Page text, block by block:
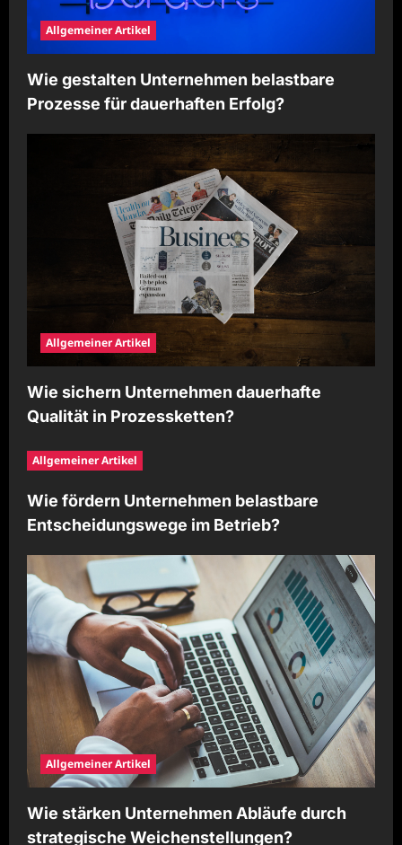
Allgemeiner Artikel
Wie gestalten Unternehmen belastbare
Prozesse für dauerhaften Erfolg?
Allgemeiner Artikel
Wie sichern Unternehmen dauerhafte
Qualität in Prozessketten?
Allgemeiner Artikel
Wie fördern Unternehmen belastbare
Entscheidungswege im Betrieb?
Allgemeiner Artikel
Wie stärken Unternehmen Abläufe durch
strategische Weichenstellungen?